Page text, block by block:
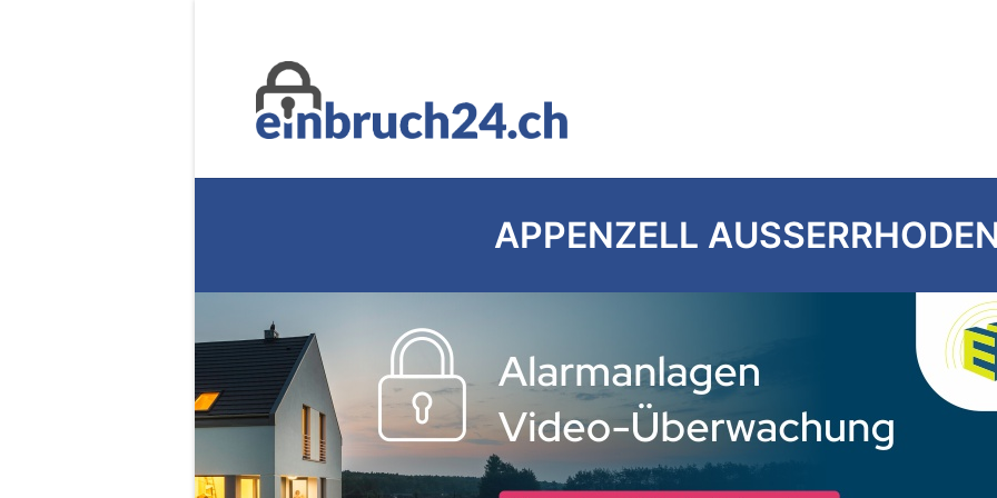
APPENZELL